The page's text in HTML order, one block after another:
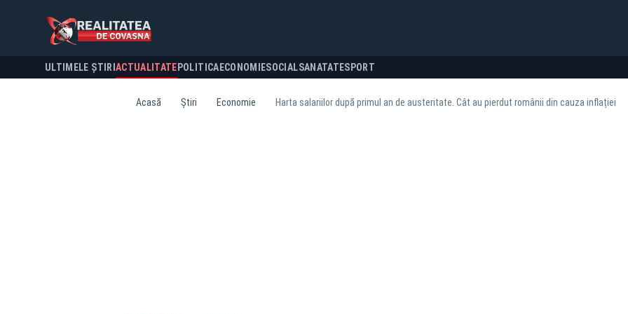
ULTIMELE ȘTIRI ACTUALITATE POLITICA ECONOMIESOCIALSANATATESPORT
Acasă Știri Economie Harta salariilor după primul an de austeritate. Cât au pierdut românii din cauza inflației